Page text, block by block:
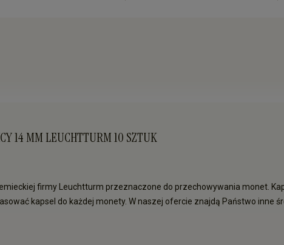
14 MM LEUCHTTURM 10 SZTUK
firmy Leuchtturm przeznaczone do przechowywania monet.
kapsel do każdej monety. W naszej ofercie znajdą Państwo inne